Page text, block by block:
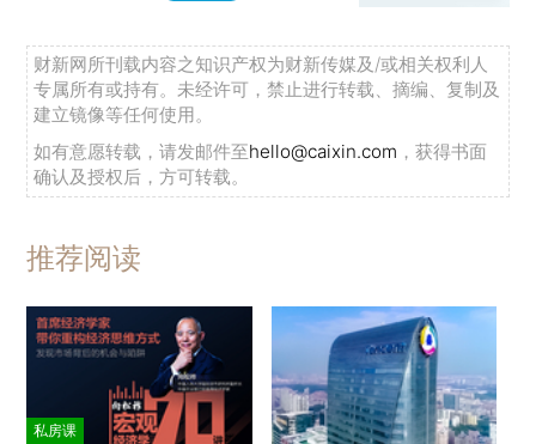
财新网所刊载内容之知识产权为财新传媒及/或相关权利人
专属所有或持有。未经许可，禁止进行转载、摘编、复制及
建立镜像等任何使用。
如有意愿转载，请发邮件至hello@caixin.com ，获得书面
确认及授权后，方可转载。
推荐阅读
私房课